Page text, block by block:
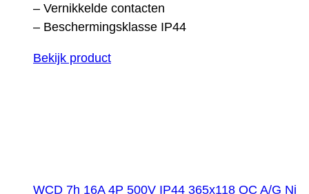
– Vernikkelde contacten
– Beschermingsklasse IP44
Bekijk product
WCD 7h 16A 4P 500V IP44 365x118 QC A/G Ni